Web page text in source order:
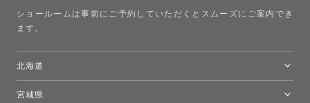
ショールームは事前にご予約していただくとスムーズにご案内でき
ます。
北海道
宮城県